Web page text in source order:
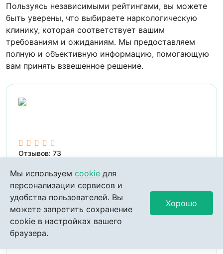
Пользуясь независимыми рейтингами, вы можете
быть уверены, что выбираете наркологическую
клинику, которая соответствует вашим
требованиям и ожиданиям. Мы предоставляем
полную и объективную информацию, помогающую
вам принять взвешенное решение.
Отзывов: 73
Мы используем cookie для
персонализации сервисов и
удобства пользователей. Вы
можете запретить сохранение
cookie в настройках вашего
браузера.
Хорошо